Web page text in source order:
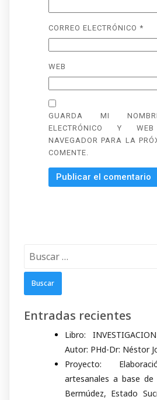
CORREO ELECTRÓNICO *
WEB
GUARDA MI
ELECTRÓNICO Y
NAVEGADOR PARA LA
COMENTE.
Entradas recientes
Libro:
Autor: PHd-Dr: Néstor
Proyecto:
artesanales a base
Bermúdez, Estado